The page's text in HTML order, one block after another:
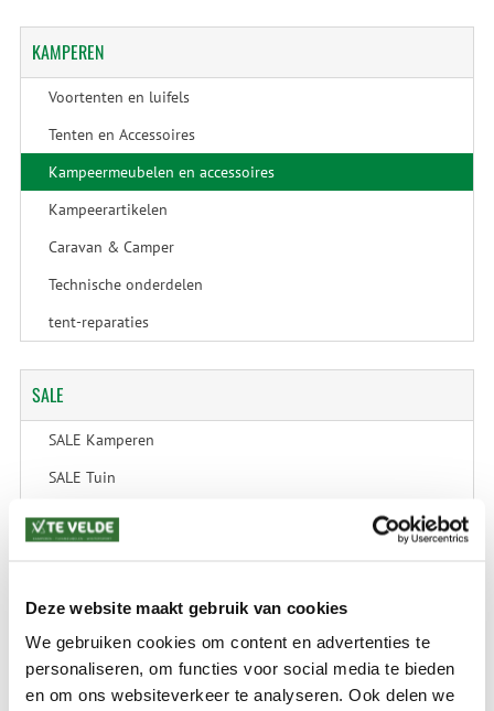
Deze website maakt gebruik van cookies
We gebruiken cookies om content en advertenties te
personaliseren, om functies voor social media te bieden
en om ons websiteverkeer te analyseren. Ook delen we
KAMPEREN
Voortenten en luifels
Tenten en Accessoires
Kampeermeubelen en accessoires
Kampeerartikelen
Caravan & Camper
Technische onderdelen
tent-reparaties
SALE
SALE Kamperen
SALE Tuin
SALE Recreatie